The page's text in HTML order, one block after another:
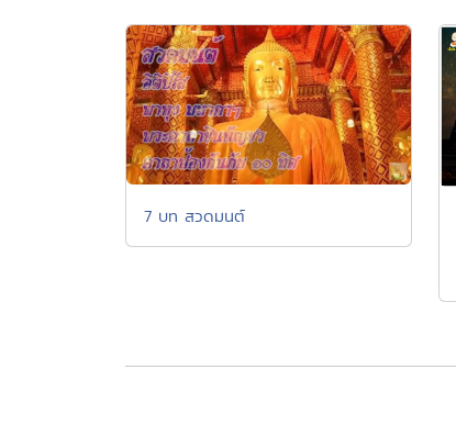
7 บท สวดมนต์